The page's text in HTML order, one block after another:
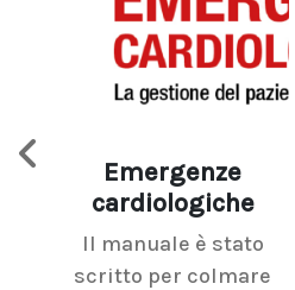
Emergenze
cardiologiche
Il manuale è stato
scritto per colmare